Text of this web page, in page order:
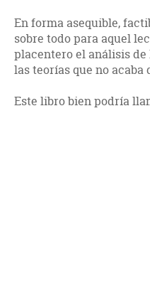
En forma asequible,
sobre todo para aquel
placentero el análisis
las teorías que no acaba
Este libro bien podría